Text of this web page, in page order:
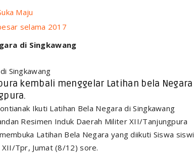
Maju
selama 2017
di Singkawang
Singkawang
kembali menggelar Latihan bela Negara
Resimen Induk Daerah Militer XII/Tanjungpura
Latihan Bela Negara yang diikuti Siswa siswi
XII/Tpr, Jumat (8/12) sore.